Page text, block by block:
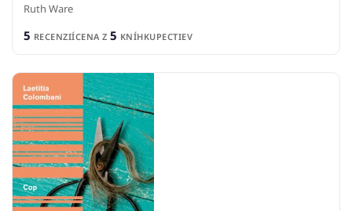
Ruth Ware
5 RECENZIÍCENA Z 5 KNÍHKUPECTIEV